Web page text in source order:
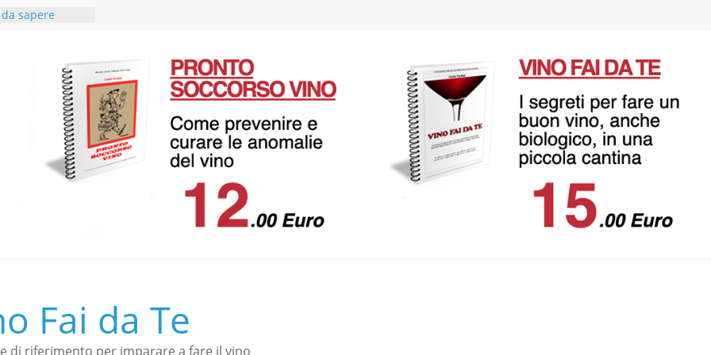
da sapere
cibo vino in
rosso
in
a Vino fai da
Fai da Te
di riferimento per imparare a fare il vino